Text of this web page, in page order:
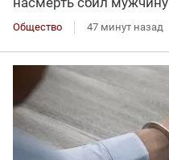
Общество 47 минут назад